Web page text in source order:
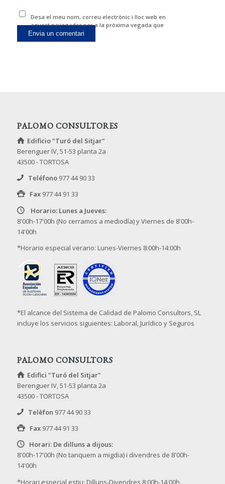
Desa el meu nom, correu electrònic i lloc web en
aquest navegador per a la pròxima vegada que
comenti.
PALOMO CONSULTORES
Edificio "Turó del Sitjar"
Berenguer IV, 51-53 planta 2a
43500 - TORTOSA
Teléfono 977 44 90 33
Fax 977 44 91 33
Horario: Lunes a Jueves:
8'00h-17'00h (No cerramos a mediodía) y Viernes de 8'00h-
14'00h
*Horario especial verano: Lunes-Viernes 8:00h-14:00h
*El alcance del Sistema de Calidad de Palomo Consultors, SL
incluye los servicios siguientes: Laboral, Jurídico y Seguros
PALOMO CONSULTORS
Edifici "Turó del Sitjar"
Berenguer IV, 51-53 planta 2a
43500 - TORTOSA
Telèfon 977 44 90 33
Fax 977 44 91 33
Horari: De dilluns a dijous:
8'00h-17'00h (No tanquem a migdia) i divendres de 8'00h-
14'00h
*Horari especial estiu: Dilluns-Divendres 8:00h-14:00h